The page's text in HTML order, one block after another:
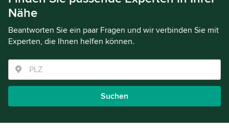
Nähe
Beantworten Sie ein paar Fragen und wir verbinden Sie mit
Experten, die Ihnen helfen können.
Suchen